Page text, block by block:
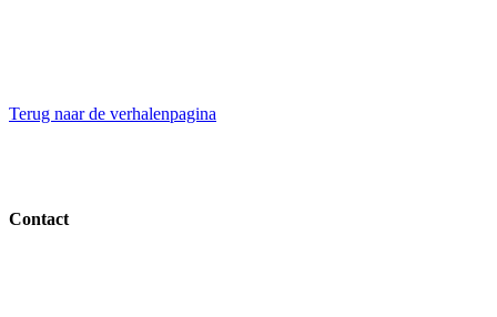
Terug naar de verhalenpagina
Contact